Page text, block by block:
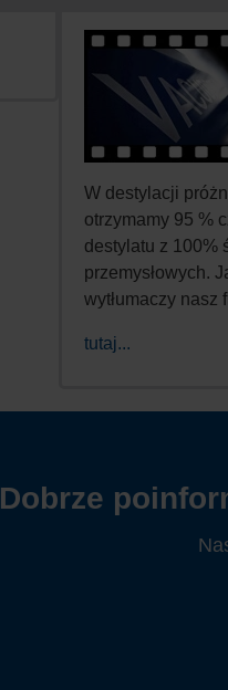
W destylacji
otrzymamy 95 %
destylatu z 100%
przemysłowych.
wytłumaczy nasz
tutaj...
Dobrze